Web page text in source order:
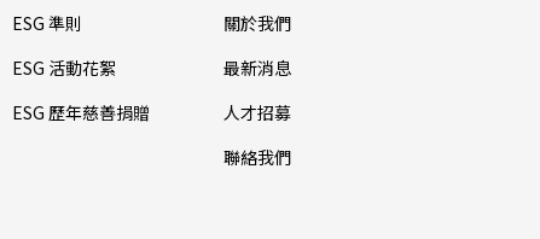
ESG 準則
ESG 活動花絮
ESG 歷年慈善捐贈
關於我們
最新消息
人才招募
聯絡我們